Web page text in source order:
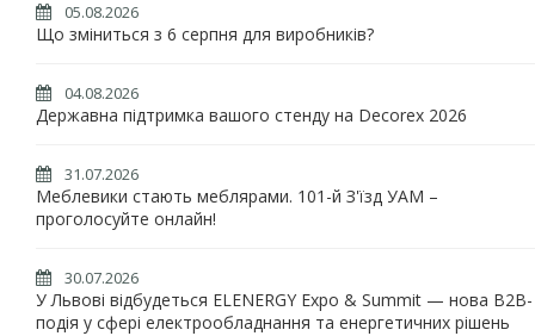
05.08.2026
Що зміниться з 6 серпня для виробників?
04.08.2026
Державна підтримка вашого стенду на Decorex 2026
31.07.2026
Меблевики стають меблярами. 101-й З'їзд УАМ –
проголосуйте онлайн!
30.07.2026
У Львові відбудеться ELENERGY Expo & Summit — нова B2B-
подія у сфері електрообладнання та енергетичних рішень